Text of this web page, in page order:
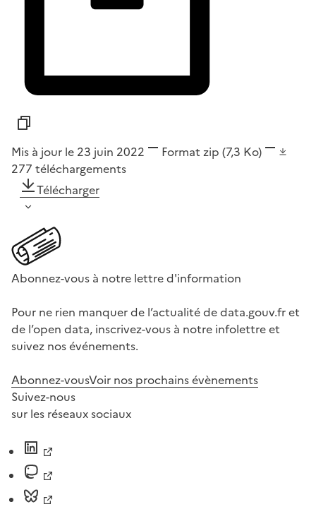
Mis à jour le 23 juin 2022 Format zip (7,3 Ko)
277 téléchargements
Télécharger
Abonnez-vous à notre lettre d'information
Pour ne rien manquer de l’actualité de data.gouv.fr et
de l’open data, inscrivez-vous à notre infolettre et
suivez nos événements.
Abonnez-vousVoir nos prochains évènements
Suivez-nous
sur les réseaux sociaux